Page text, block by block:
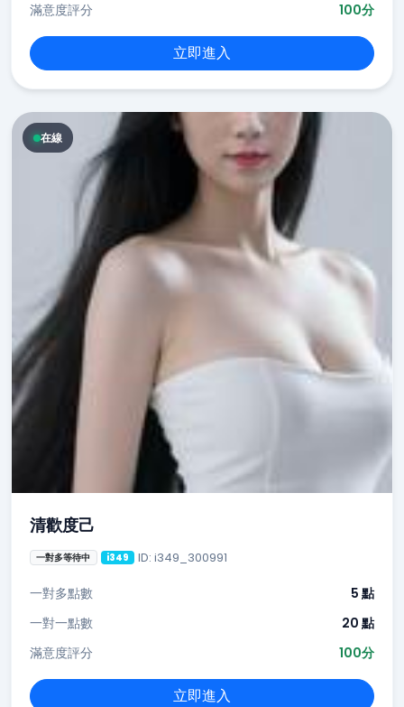
滿意度評分
100分
立即進入
在線
清歡度己
一對多等待中 i349 ID: i349_300991
一對多點數
5 點
一對一點數
20 點
滿意度評分
100分
立即進入